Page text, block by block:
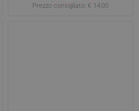
Prezzo consigliato: € 14,00